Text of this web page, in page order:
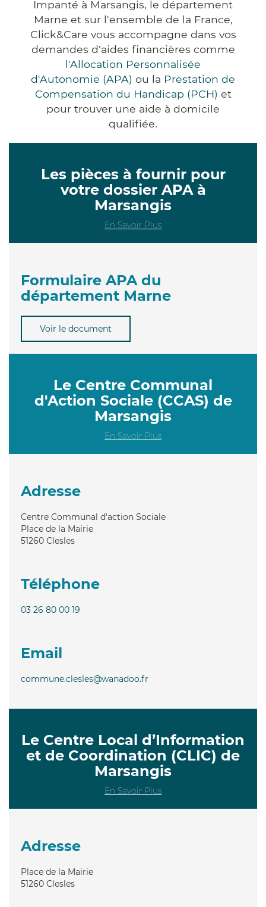
Impanté à Marsangis, le département
Marne et sur l'ensemble de la France,
Click&Care vous accompagne dans vos
demandes d'aides financières comme
l'Allocation Personnalisée
d'Autonomie (APA) ou la Prestation de
Compensation du Handicap (PCH) et
pour trouver une aide à domicile
qualifiée.
Les pièces à fournir pour
votre dossier APA à
Marsangis
En Savoir Plus
Formulaire APA du
département Marne
Voir le document
Le Centre Communal
d'Action Sociale (CCAS) de
Marsangis
En Savoir Plus
Adresse
Centre Communal d'action Sociale
Place de la Mairie
51260 Clesles
Téléphone
03 26 80 00 19
Email
commune.clesles@wanadoo.fr
Le Centre Local d’Information
et de Coordination (CLIC) de
Marsangis
En Savoir Plus
Adresse
Place de la Mairie
51260 Clesles